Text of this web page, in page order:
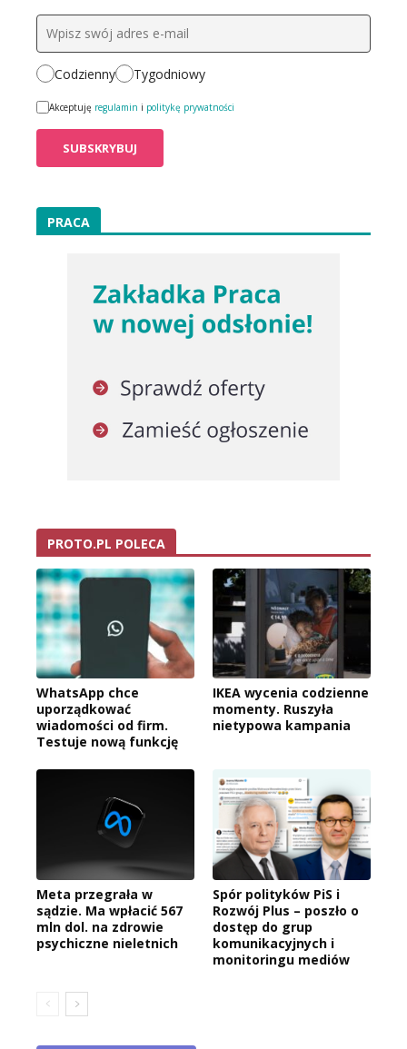
Codzienny Tygodniowy
Akceptuję regulamin i politykę prywatności
PRACA
PROTO.PL POLECA
WhatsApp chce
uporządkować
wiadomości od firm.
Testuje nową funkcję
IKEA wycenia codzienne
momenty. Ruszyła
nietypowa kampania
Meta przegrała w
sądzie. Ma wpłacić 567
mln dol. na zdrowie
psychiczne nieletnich
Spór polityków PiS i
Rozwój Plus – poszło o
dostęp do grup
komunikacyjnych i
monitoringu mediów